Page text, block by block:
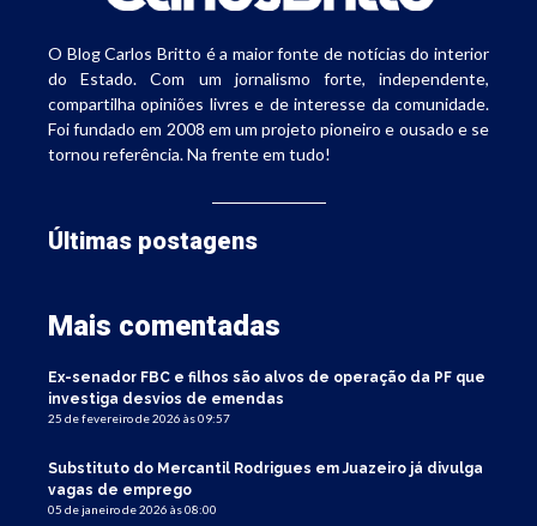
O Blog Carlos Britto é a maior fonte de notícias do interior
do Estado. Com um jornalismo forte, independente,
compartilha opiniões livres e de interesse da comunidade.
Foi fundado em 2008 em um projeto pioneiro e ousado e se
tornou referência. Na frente em tudo!
Últimas postagens
Mais comentadas
Ex-senador FBC e filhos são alvos de operação da PF que
investiga desvios de emendas
25 de fevereiro de 2026 às 09:57
Substituto do Mercantil Rodrigues em Juazeiro já divulga
vagas de emprego
05 de janeiro de 2026 às 08:00